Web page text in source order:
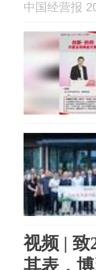
中国经营报
视频 | 致
其表，